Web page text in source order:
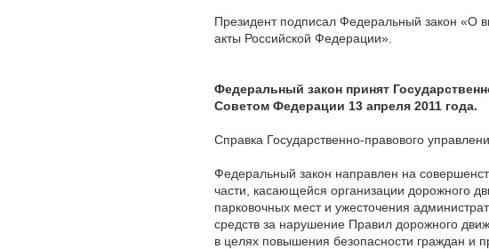
Президент подписал Федеральный закон «О
акты Российской Федерации».
Федеральный закон принят
Советом Федерации 13 апреля 2011 года.
Справка Государственно-правового
Федеральный закон направлен на
части, касающейся организации дорожного
парковочных мест и ужесточения
средств за нарушение Правил дорожного
в целях повышения безопасности граждан и